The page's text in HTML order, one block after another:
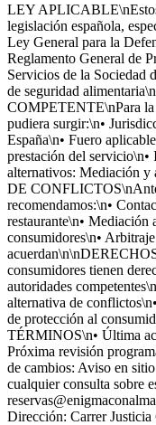
LEY
legislación española,
Ley General para la
Reglamento General de
Servicios de la Sociedad
de seguridad
COMPETENTE\nPara la
pudiera surgir:\n•
España\n• Fuero
prestación del
alternativos: Mediación
DE
recomendamos:\n•
restaurante\n• Mediación
consumidores\n•
consumidores tienen
autoridades
alternativa de
de protección al
TÉRMINOS\n• Última
Próxima revisión
de cambios: Aviso en
cualquier consulta sobre
Dirección: Carrer